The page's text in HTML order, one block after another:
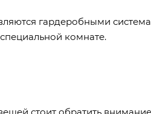
гардеробными
комнате.
стоит обратить